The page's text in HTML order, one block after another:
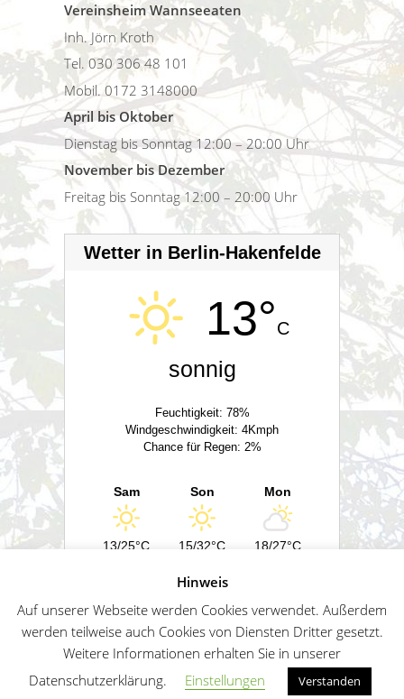
Vereinsheim Wannseeaten
Inh. Jörn Kroth
Tel. 030 306 48 101
Mobil. 0172 3148000
April bis Oktober
Dienstag bis Sonntag 12:00 – 20:00 Uhr
November bis Dezember
Freitag bis Sonntag 12:00 – 20:00 Uhr
Wetter in Berlin-Hakenfelde
13°C
sonnig
Feuchtigkeit: 78%
Windgeschwindigkeit: 4Kmph
Chance für Regen: 2%
Sam
13/25°C
Son
15/32°C
Mon
18/27°C
Impressum Datenschutz Sitemap German
Penguin WordPress Theme kreiert von WPZOO
Hinweis
Auf unserer Webseite werden Cookies verwendet. Außerdem
werden teilweise auch Cookies von Diensten Dritter gesetzt.
Weitere Informationen erhalten Sie in unserer
Datenschutzerklärung.
Einstellungen Verstanden